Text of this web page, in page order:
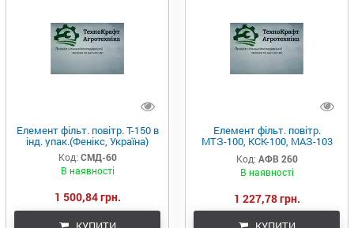
Елемент фільт. повітр. Т-150 в
інд. упак.(Фенікс, Україна)
Код: СМД-60
В наявності
1 500,84 грн.
Елемент фільт. повітр.
МТЗ-100, КСК-100, МАЗ-103
(дв.ММЗ Д-259) <ТМ
Автофільтр> (Фенікс, Україна)
Код: АФВ 260
В наявності
1 227,78 грн.